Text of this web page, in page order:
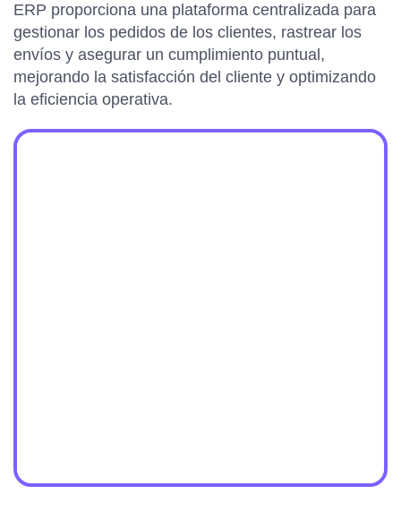
ERP proporciona una plataforma centralizada para
gestionar los pedidos de los clientes, rastrear los
envíos y asegurar un cumplimiento puntual,
mejorando la satisfacción del cliente y optimizando
la eficiencia operativa.